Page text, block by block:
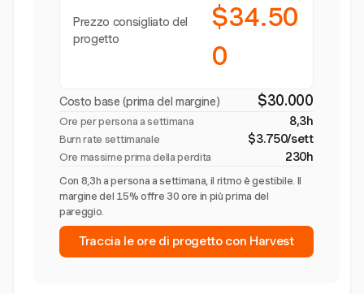
Prezzo consigliato del
progetto
$34.50
0
Costo base (prima del margine) $30.000
Ore per persona a settimana 8,3h
Burn rate settimanale $3.750/sett
Ore massime prima della perdita 230h
Con 8,3h a persona a settimana, il ritmo è gestibile. Il
margine del 15% offre 30 ore in più prima del
pareggio.
Traccia le ore di progetto con Harvest